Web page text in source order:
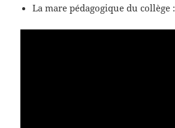
La mare pédagogique du collège :